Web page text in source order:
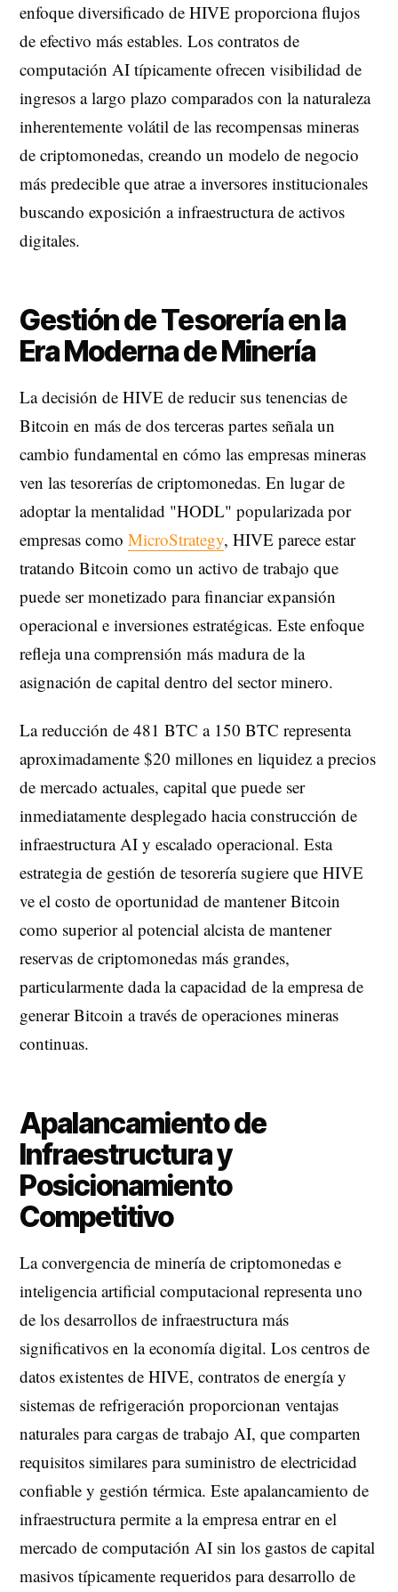
enfoque diversificado de HIVE proporciona flujos
de efectivo más estables. Los contratos de
computación AI típicamente ofrecen visibilidad de
ingresos a largo plazo comparados con la naturaleza
inherentemente volátil de las recompensas mineras
de criptomonedas, creando un modelo de negocio
más predecible que atrae a inversores institucionales
buscando exposición a infraestructura de activos
digitales.
Gestión de Tesorería en la
Era Moderna de Minería
La decisión de HIVE de reducir sus tenencias de
Bitcoin en más de dos terceras partes señala un
cambio fundamental en cómo las empresas mineras
ven las tesorerías de criptomonedas. En lugar de
adoptar la mentalidad "HODL" popularizada por
empresas como MicroStrategy, HIVE parece estar
tratando Bitcoin como un activo de trabajo que
puede ser monetizado para financiar expansión
operacional e inversiones estratégicas. Este enfoque
refleja una comprensión más madura de la
asignación de capital dentro del sector minero.
La reducción de 481 BTC a 150 BTC representa
aproximadamente $20 millones en liquidez a precios
de mercado actuales, capital que puede ser
inmediatamente desplegado hacia construcción de
infraestructura AI y escalado operacional. Esta
estrategia de gestión de tesorería sugiere que HIVE
ve el costo de oportunidad de mantener Bitcoin
como superior al potencial alcista de mantener
reservas de criptomonedas más grandes,
particularmente dada la capacidad de la empresa de
generar Bitcoin a través de operaciones mineras
continuas.
Apalancamiento de
Infraestructura y
Posicionamiento
Competitivo
La convergencia de minería de criptomonedas e
inteligencia artificial computacional representa uno
de los desarrollos de infraestructura más
significativos en la economía digital. Los centros de
datos existentes de HIVE, contratos de energía y
sistemas de refrigeración proporcionan ventajas
naturales para cargas de trabajo AI, que comparten
requisitos similares para suministro de electricidad
confiable y gestión térmica. Este apalancamiento de
infraestructura permite a la empresa entrar en el
mercado de computación AI sin los gastos de capital
masivos típicamente requeridos para desarrollo de